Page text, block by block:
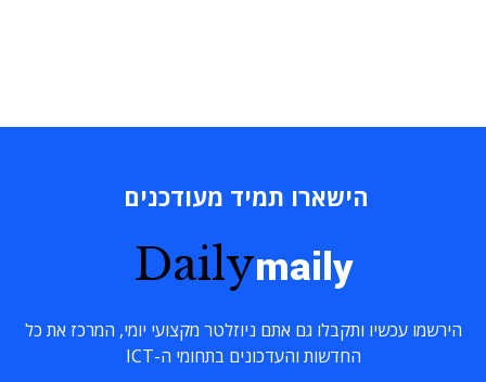
הישארו תמיד מעודכנים
Dailymaily
הירשמו עכשיו ותקבלו גם אתם ניוזלטר מקצועי יומי, המרכז את כל
החדשות והעדכונים בתחומי ה-ICT